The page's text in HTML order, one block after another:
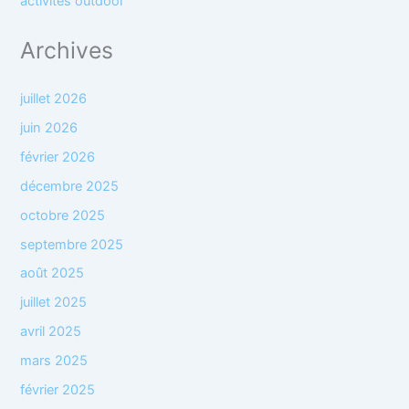
Archives
juillet 2026
juin 2026
février 2026
décembre 2025
octobre 2025
septembre 2025
août 2025
juillet 2025
avril 2025
mars 2025
février 2025